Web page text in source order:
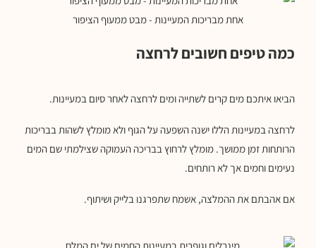
אחת מבריכות המעיינות - מבט ממעוף הציפור
כמה טיפים חשובים לרחצה
הביאו איתכם מים קרים לשתייה ומים לרחצה לאחר סיום במעיינות.
לרחצה במעיינות הללו ישנה השפעה על הגוף ולא מומלץ לשהות בבריכות
הרותחות זמן ממושך. מומלץ לרחוץ בבריכה העמוקה שצילמתי שם המים
נעימים וחמים אך לא רותחים.
אם אהבתם את ההמלצה, אשמח שתפרגנו בלייק ושיתוף.